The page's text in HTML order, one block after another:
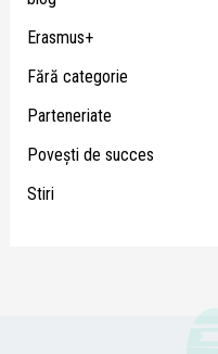
Erasmus+
Fără categorie
Parteneriate
Poveşti de succes
Stiri